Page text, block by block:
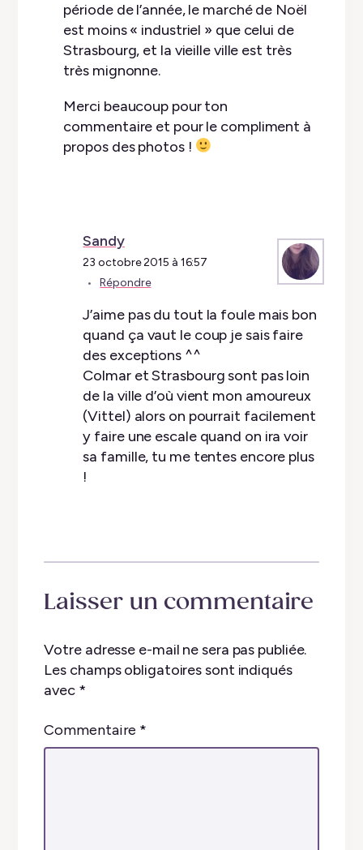
période de l’année, le marché de Noël
est moins « industriel » que celui de
Strasbourg, et la vieille ville est très
très mignonne.
Merci beaucoup pour ton
commentaire et pour le compliment à
propos des photos !
Sandy
23 octobre 2015 à 16:57
Répondre
J’aime pas du tout la foule mais bon
quand ça vaut le coup je sais faire
des exceptions ^^
Colmar et Strasbourg sont pas loin
de la ville d’où vient mon amoureux
(Vittel) alors on pourrait facilement
y faire une escale quand on ira voir
sa famille, tu me tentes encore plus
!
Laisser un commentaire
Votre adresse e-mail ne sera pas publiée.
Les champs obligatoires sont indiqués
avec *
Commentaire *